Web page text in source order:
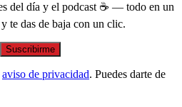
del día y el podcast ☕ — todo en un
te das de baja con un clic.
Suscribirme
aviso de privacidad. Puedes darte de